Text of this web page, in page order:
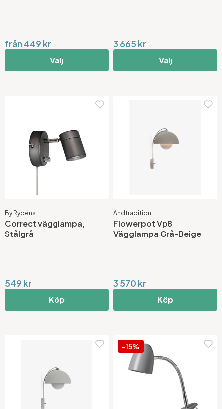
från 449 kr
Välj
3 665 kr
Välj
By Rydéns
Correct vägglampa,
Stålgrå
549 kr
Köp
Andtradition
Flowerpot Vp8
Vägglampa Grå-Beige
3 570 kr
Köp
-15%